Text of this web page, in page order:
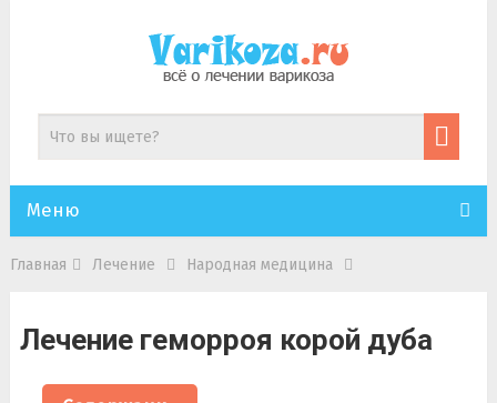
Меню
Главная Лечение Народная медицина
Лечение геморроя корой дуба